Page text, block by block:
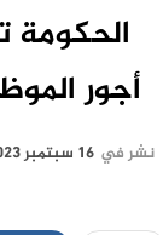
أجور
نشر في 16 سبتمبر 2023 الساعة 10 و 04 دقيقة